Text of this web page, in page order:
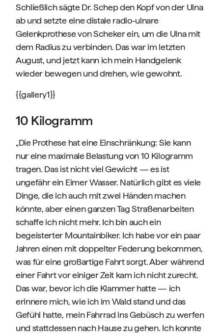
Schließlich sägte Dr. Schep den Kopf von der Ulna
ab und setzte eine distale radio-ulnare
Gelenkprothese von Scheker ein, um die Ulna mit
dem Radius zu verbinden. Das war im letzten
August, und jetzt kann ich mein Handgelenk
wieder bewegen und drehen, wie gewohnt.
{{gallery1}}
10 Kilogramm
„Die Prothese hat eine Einschränkung: Sie kann
nur eine maximale Belastung von 10 Kilogramm
tragen. Das ist nicht viel Gewicht — es ist
ungefähr ein Eimer Wasser. Natürlich gibt es viele
Dinge, die ich auch mit zwei Händen machen
könnte, aber einen ganzen Tag Straßenarbeiten
schaffe ich nicht mehr. Ich bin auch ein
begeisterter Mountainbiker. Ich habe vor ein paar
Jahren einen mit doppelter Federung bekommen,
was für eine großartige Fahrt sorgt. Aber während
einer Fahrt vor einiger Zeit kam ich nicht zurecht.
Das war, bevor ich die Klammer hatte — ich
erinnere mich, wie ich im Wald stand und das
Gefühl hatte, mein Fahrrad ins Gebüsch zu werfen
und stattdessen nach Hause zu gehen. Ich konnte